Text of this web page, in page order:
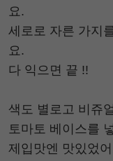
요.
세로로 자른 가지
요.
다 익으면 끝 !!
색도 별로고 비쥬
토마토 베이스를
제입맛엔 맛있었